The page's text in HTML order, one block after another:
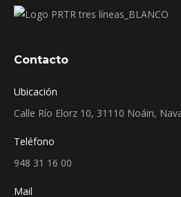
Contacto
Ubicación
Calle Río Elorz 10, 31110 Noáin,
Teléfono
948 31 16 00
Mail